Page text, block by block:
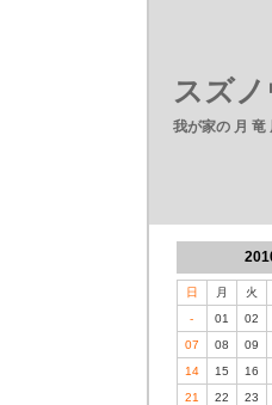
スズ
我が家の 月 竜
日 月 火
-
01 02
07
08 09
14
15 16
21
22 23